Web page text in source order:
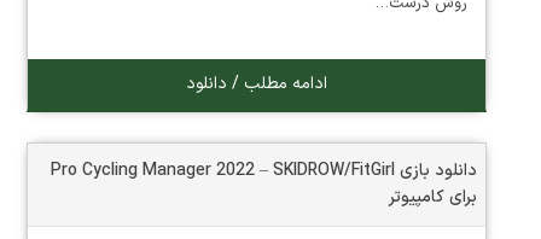
ادامه مطلب / دانلود
دانلود بازی Pro Cycling Manager 2022 – SKIDROW/FitGirl
برای کامپیوتر